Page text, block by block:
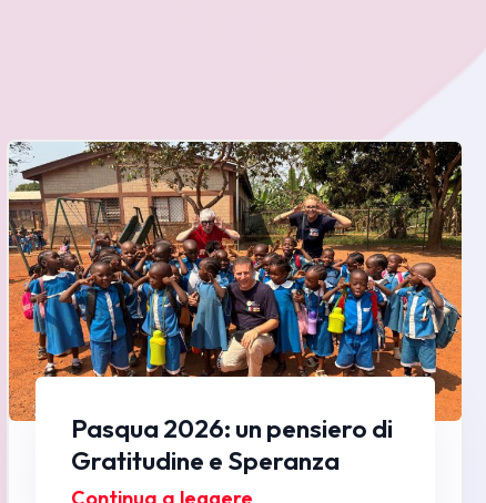
Pasqua 2026: un pensiero di
Gratitudine e Speranza